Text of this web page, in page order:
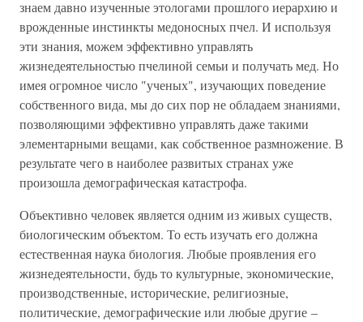
знаем давно изученные этологами прошлого иерархию и
врожденные инстинкты медоносных пчел. И используя
эти знания, можем эффективно управлять
жизнедеятельностью пчелиной семьи и получать мед. Но
имея огромное число "ученых", изучающих поведение
собственного вида, мы до сих пор не обладаем знаниями,
позволяющими эффективно управлять даже такими
элементарными вещами, как собственное размножение. В
результате чего в наиболее развитых странах уже
произошла демографическая катастрофа.
Объективно человек является одним из живых существ,
биологическим объектом. То есть изучать его должна
естественная наука биология. Любые проявления его
жизнедеятельности, будь то культурные, экономические,
производственные, исторические, религиозные,
политические, демографические или любые другие –